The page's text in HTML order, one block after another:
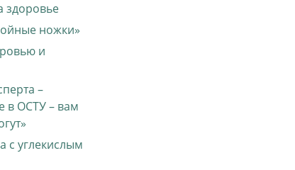
здоровье
ножки»
и
–
в ОСТУ – вам
с углекислым